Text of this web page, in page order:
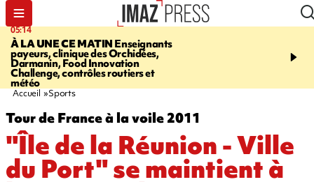
05:14
À LA UNE CE MATIN Enseignants
payeurs, clinique des Orchidées,
Darmanin, Food Innovation
Challenge, contrôles routiers et
météo
07:08
Orchidées pourrait
conséquences pour les
Accueil Sports
Tour de France à la voile 2011
"Île de la Réunion - Ville
du Port" se maintient à